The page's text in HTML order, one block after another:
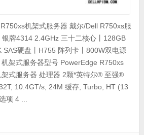
机架式服务器 戴尔/Dell R750xs服
牌4314 2.4GHz 三十二核心丨128GB
SAS硬盘丨H755 阵列卡丨800W双电源
机架式服务器型号 PowerEdge R750xs
式服务器 处理器 2颗*英特尔® 至强®
10.4GT/s, 24M 缓存, Turbo, HT (13
项 4 ...